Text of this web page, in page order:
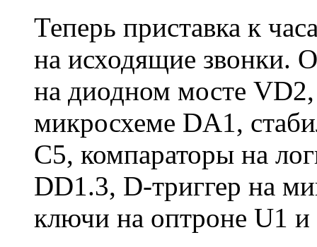
Теперь приставка к
на исходящие звонки.
на диодном мосте VD2,
микросхеме DA1,
С5, компараторы на
DD1.3, D-триггер на
ключи на оптроне U1 и